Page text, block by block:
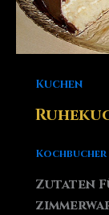
Kuchen
Kochbucher
Zutaten